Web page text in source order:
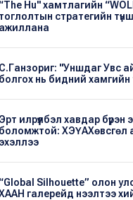
“The Hu" хамтлагийн
тоглолтын стратегийн
ажиллана
С.Ганзориг: "Уншдаг Увс
болгох нь бидний
Эрт илрүүлбэл хавдар бүрэн
боломжтой: ХЭҮА​Хөвсгөл
эхэллээ
“Global Silhouette” олон
галерейд нээлтээ